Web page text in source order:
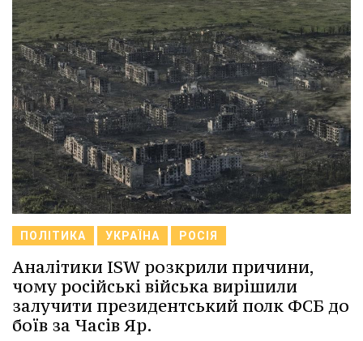
ПОЛІТИКА УКРАЇНА РОСІЯ
Аналітики ISW розкрили причини,
чому російські війська вирішили
залучити президентський полк ФСБ до
боїв за Часів Яр.